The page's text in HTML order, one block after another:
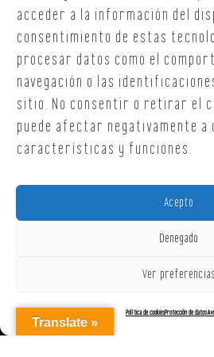
acceder a la información del
consentimiento de estas
procesar datos como el
navegación o las
sitio. No consentir o retirar el
puede afectar negativamente a
características y funciones.
Acepto
Denegado
Ver preferencias
Política de cookiesProtección de datos
T. +34 654 30 90 36
Translate »